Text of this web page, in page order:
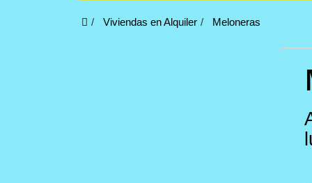
Viviendas en Alquiler Meloneras